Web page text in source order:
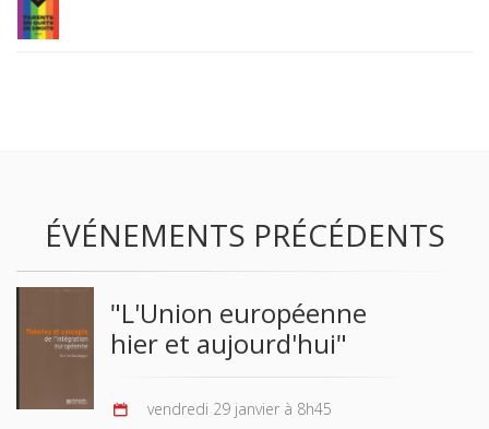
ÉVÉNEMENTS PRÉCÉDENTS
"L'Union européenne
hier et aujourd'hui"
vendredi 29 janvier à 8h45